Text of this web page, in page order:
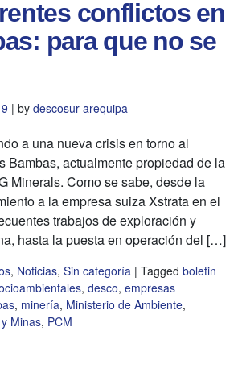
conflictos en
para que no se
| by descosur arequipa
a una nueva crisis en torno al
Bambas, actualmente propiedad de la
Minerals. Como se sabe, desde la
a la empresa suiza Xstrata en el
trabajos de exploración y
hasta la puesta en operación del […]
, Noticias, Sin categoría | Tagged boletin
, desco, empresas
, minería, Ministerio de Ambiente,
Minas, PCM